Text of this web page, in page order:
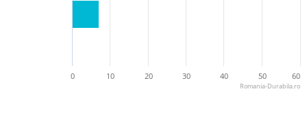
0 10 20 30 40 50 60
Romania-Durabila.ro